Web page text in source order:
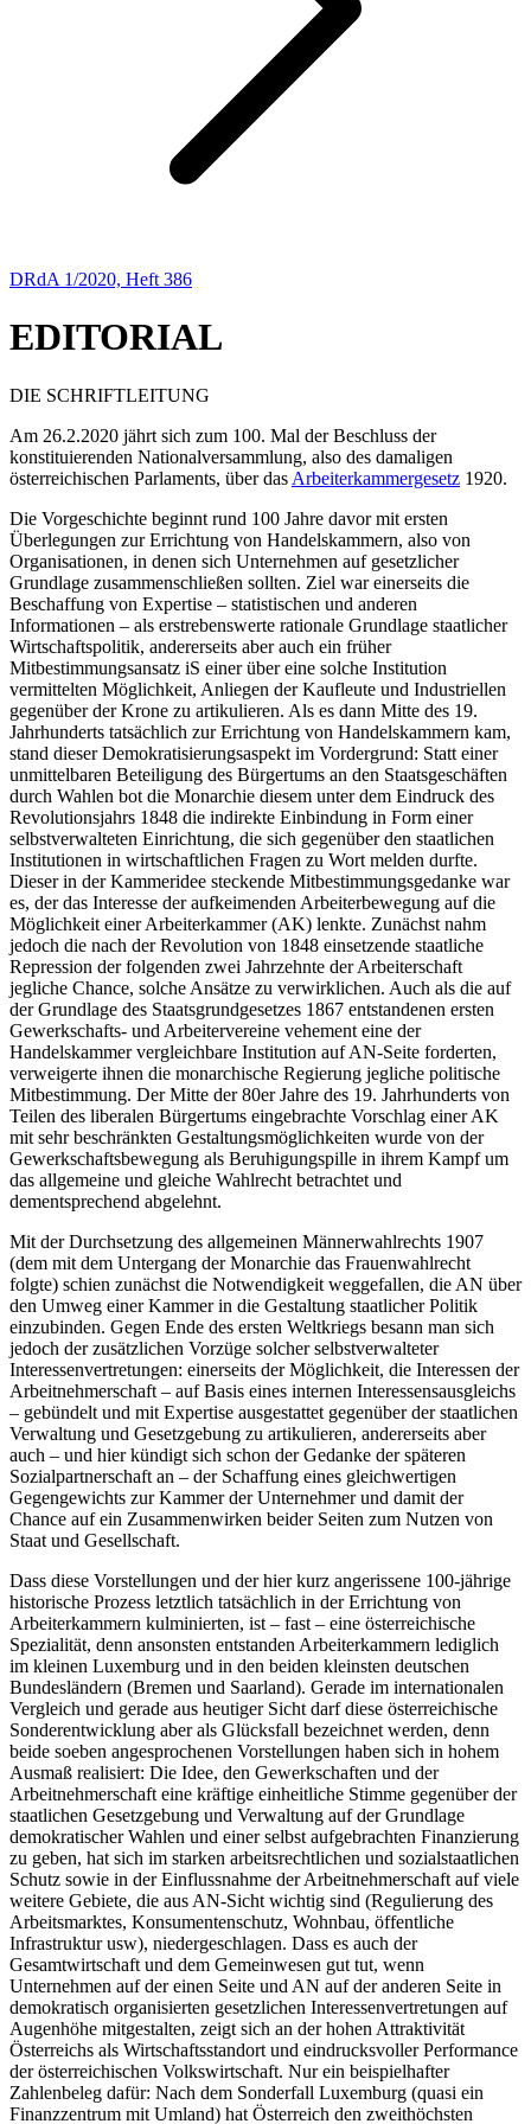
DRdA 1/2020, Heft 386
EDITORIAL
DIE SCHRIFTLEITUNG
Am 26.2.2020 jährt sich zum 100. Mal der Beschluss der
konstituierenden Nationalversammlung, also des damaligen
österreichischen Parlaments, über das Arbeiterkammergesetz 1920.
Die Vorgeschichte beginnt rund 100 Jahre davor mit ersten
Überlegungen zur Errichtung von Handelskammern, also von
Organisationen, in denen sich Unternehmen auf gesetzlicher
Grundlage zusammenschließen sollten. Ziel war einerseits die
Beschaffung von Expertise – statistischen und anderen
Informationen – als erstrebenswerte rationale Grundlage staatlicher
Wirtschaftspolitik, andererseits aber auch ein früher
Mitbestimmungsansatz iS einer über eine solche Institution
vermittelten Möglichkeit, Anliegen der Kaufleute und Industriellen
gegenüber der Krone zu artikulieren. Als es dann Mitte des 19.
Jahrhunderts tatsächlich zur Errichtung von Handelskammern kam,
stand dieser Demokratisierungsaspekt im Vordergrund: Statt einer
unmittelbaren Beteiligung des Bürgertums an den Staatsgeschäften
durch Wahlen bot die Monarchie diesem unter dem Eindruck des
Revolutionsjahrs 1848 die indirekte Einbindung in Form einer
selbstverwalteten Einrichtung, die sich gegenüber den staatlichen
Institutionen in wirtschaftlichen Fragen zu Wort melden durfte.
Dieser in der Kammeridee steckende Mitbestimmungsgedanke war
es, der das Interesse der aufkeimenden Arbeiterbewegung auf die
Möglichkeit einerArbeiterkammer (AK) lenkte. Zunächst nahm
jedoch die nach der Revolution von 1848 einsetzende staatliche
Repression der folgenden zwei Jahrzehnte der Arbeiterschaft
jegliche Chance, solche Ansätze zu verwirklichen. Auch als die auf
der Grundlage des Staatsgrundgesetzes 1867 entstandenen ersten
Gewerkschafts- und Arbeitervereine vehement eine der
Handelskammer vergleichbare Institution auf AN-Seite forderten,
verweigerte ihnen die monarchische Regierung jegliche politische
Mitbestimmung. Der Mitte der 80er Jahre des 19. Jahrhunderts von
Teilen des liberalen Bürgertums eingebrachte Vorschlag einer AK
mit sehr beschränkten Gestaltungsmöglichkeiten wurde von der
Gewerkschaftsbewegung als Beruhigungspille in ihrem Kampf um
das allgemeine und gleiche Wahlrecht betrachtet und
dementsprechend abgelehnt.
Mit der Durchsetzung des allgemeinen Männerwahlrechts 1907
(dem mit dem Untergang der Monarchie das Frauenwahlrecht
folgte) schien zunächst die Notwendigkeit weggefallen, die AN über
den Umweg einer Kammer in die Gestaltung staatlicher Politik
einzubinden. Gegen Ende des ersten Weltkriegs besann man sich
jedoch der zusätzlichen Vorzüge solcher selbstverwalteter
Interessenvertretungen: einerseits der Möglichkeit, die Interessen der
Arbeitnehmerschaft – auf Basis eines internen Interessensausgleichs
– gebündelt und mit Expertise ausgestattet gegenüber der staatlichen
Verwaltung und Gesetzgebung zu artikulieren, andererseits aber
auch – und hier kündigt sich schon der Gedanke der späteren
Sozialpartnerschaft an – der Schaffung eines gleichwertigen
Gegengewichts zur Kammer der Unternehmer und damit der
Chance auf ein Zusammenwirken beider Seiten zum Nutzen von
Staat und Gesellschaft.
Dass diese Vorstellungen und der hier kurz angerissene 100-jährige
historische Prozess letztlich tatsächlich in der Errichtung von
Arbeiterkammern kulminierten, ist – fast – eine österreichische
Spezialität, denn ansonsten entstanden Arbeiterkammern lediglich
im kleinen Luxemburg und in den beiden kleinsten deutschen
Bundesländern (Bremen und Saarland). Gerade im internationalen
Vergleich und gerade aus heutiger Sicht darf diese österreichische
Sonderentwicklung aber als Glücksfall bezeichnet werden, denn
beide soeben angesprochenen Vorstellungen haben sich in hohem
Ausmaß realisiert: Die Idee, den Gewerkschaften und der
Arbeitnehmerschaft eine kräftige einheitliche Stimme gegenüber der
staatlichen Gesetzgebung und Verwaltung auf der Grundlage
demokratischer Wahlen und einer selbst aufgebrachten Finanzierung
zu geben, hat sich im starken arbeitsrechtlichen und sozialstaatlichen
Schutz sowie in der Einflussnahme der Arbeitnehmerschaft auf viele
weitere Gebiete, die aus AN-Sicht wichtig sind (Regulierung des
Arbeitsmarktes, Konsumentenschutz, Wohnbau, öffentliche
Infrastruktur usw), niedergeschlagen. Dass es auch der
Gesamtwirtschaft und dem Gemeinwesen gut tut, wenn
Unternehmen auf der einen Seite und AN auf der anderen Seite in
demokratisch organisierten gesetzlichen Interessenvertretungen auf
Augenhöhe mitgestalten, zeigt sich an der hohen Attraktivität
Österreichs als Wirtschaftsstandort und eindrucksvoller Performance
der österreichischen Volkswirtschaft. Nur ein beispielhafter
Zahlenbeleg dafür: Nach dem Sonderfall Luxemburg (quasi ein
Finanzzentrum mit Umland) hat Österreich den zweithöchsten